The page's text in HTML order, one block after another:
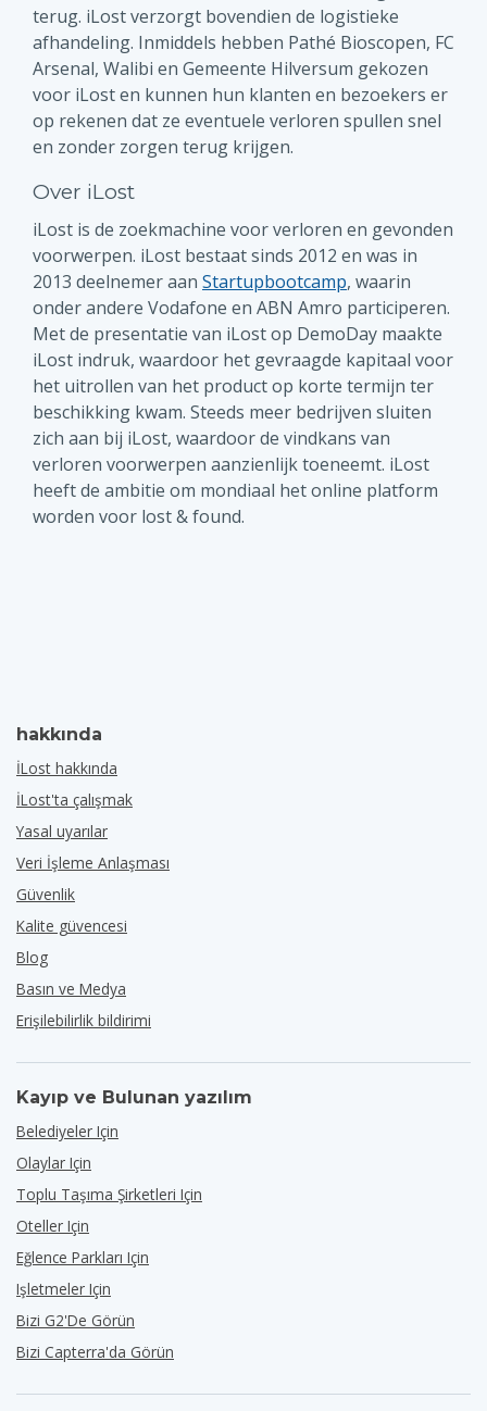
terug. iLost verzorgt bovendien de logistieke
afhandeling. Inmiddels hebben Pathé Bioscopen, FC
Arsenal, Walibi en Gemeente Hilversum gekozen
voor iLost en kunnen hun klanten en bezoekers er
op rekenen dat ze eventuele verloren spullen snel
en zonder zorgen terug krijgen.
Over iLost
iLost is de zoekmachine voor verloren en gevonden
voorwerpen. iLost bestaat sinds 2012 en was in
2013 deelnemer aan Startupbootcamp, waarin
onder andere Vodafone en ABN Amro participeren.
Met de presentatie van iLost op DemoDay maakte
iLost indruk, waardoor het gevraagde kapitaal voor
het uitrollen van het product op korte termijn ter
beschikking kwam. Steeds meer bedrijven sluiten
zich aan bij iLost, waardoor de vindkans van
verloren voorwerpen aanzienlijk toeneemt. iLost
heeft de ambitie om mondiaal het online platform
worden voor lost & found.
hakkında
İLost hakkında
İLost'ta çalışmak
Yasal uyarılar
Veri İşleme Anlaşması
Güvenlik
Kalite güvencesi
Blog
Basın ve Medya
Erişilebilirlik bildirimi
Kayıp ve Bulunan yazılım
Belediyeler Için
Olaylar Için
Toplu Taşıma Şirketleri Için
Oteller Için
Eğlence Parkları Için
Işletmeler Için
Bizi G2'de Görün
Bizi Capterra'da Görün